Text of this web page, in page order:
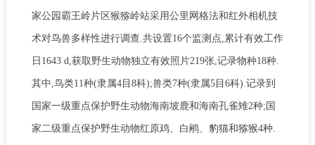
家公园霸王岭片区猴猕岭站采用公里网格法和红外相机技
术对鸟兽多样性进行调查.共设置16个监测点,累计有效工作
日1643 d,获取野生动物独立有效照片219张,记录物种18种.
其中,鸟类11种(隶属4目8科);兽类7种(隶属5目6科).记录到
国家一级重点保护野生动物海南坡鹿和海南孔雀雉2种;国
家二级重点保护野生动物红原鸡、白鹇、豹猫和猕猴4种.